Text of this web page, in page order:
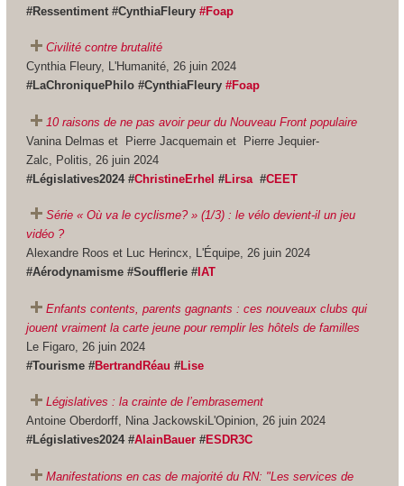
#Ressentiment #CynthiaFleury #Foap
Civilité contre brutalité
Cynthia Fleury, L'Humanité, 26 juin 2024
#LaChroniquePhilo #CynthiaFleury #Foap
10 raisons de ne pas avoir peur du Nouveau Front populaire
Vanina Delmas et Pierre Jacquemain et Pierre Jequier-
Zalc, Politis, 26 juin 2024
#Législatives2024 #ChristineErhel #Lirsa#CEET
Série « Où va le cyclisme? » (1/3) : le vélo devient-il un jeu
vidéo ?
Alexandre Roos et Luc Herincx, L'Équipe, 26 juin 2024
#Aérodynamisme #Soufflerie #IAT
Enfants contents, parents gagnants : ces nouveaux clubs qui
jouent vraiment la carte jeune pour remplir les hôtels de familles
Le Figaro, 26 juin 2024
#Tourisme #BertrandRéau #Lise
Législatives : la crainte de l’embrasement
Antoine Oberdorff, Nina JackowskiL'Opinion, 26 juin 2024
#Législatives2024 #AlainBauer#ESDR3C
Manifestations en cas de majorité du RN: "Les services de